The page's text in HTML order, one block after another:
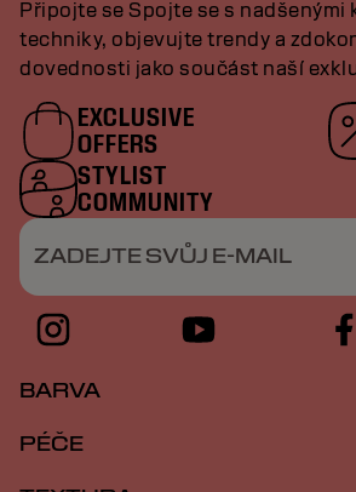
Připojte se Spojte se s
techniky, objevujte trendy a
dovednosti jako součást naší
EXCLUSIVE
OFFERS
STYLIST
COMMUNITY
ZADEJTE SVŮJ E-MAIL
BARVA
PÉČE